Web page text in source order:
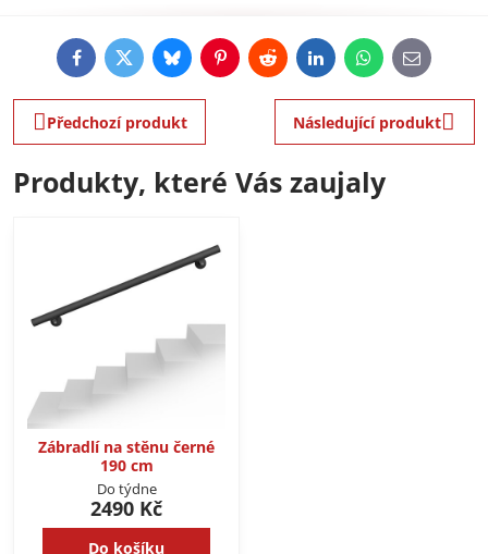
FacebookTwitterBlueskyPinterestRedditLinkedInWhatsApp
E-
mail
Předchozí produkt Následující produkt
Produkty, které Vás zaujaly
Zábradlí na stěnu černé
190 cm
Do týdne
2490 Kč
Do košíku